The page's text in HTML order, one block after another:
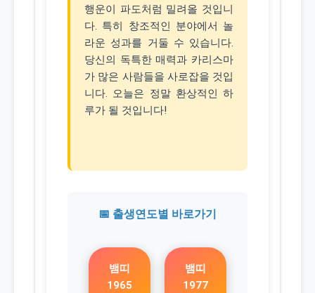
행운이 파도처럼 밀려올 것입니
다. 특히 창조적인 분야에서 놀
라운 성과를 거둘 수 있습니다.
당신의 독특한 매력과 카리스마
가 많은 사람들을 사로잡을 것입
니다. 오늘은 정말 환상적인 하
루가 될 것입니다!
📅 출생연도별 바로가기
뱀띠
1965
뱀띠
1977